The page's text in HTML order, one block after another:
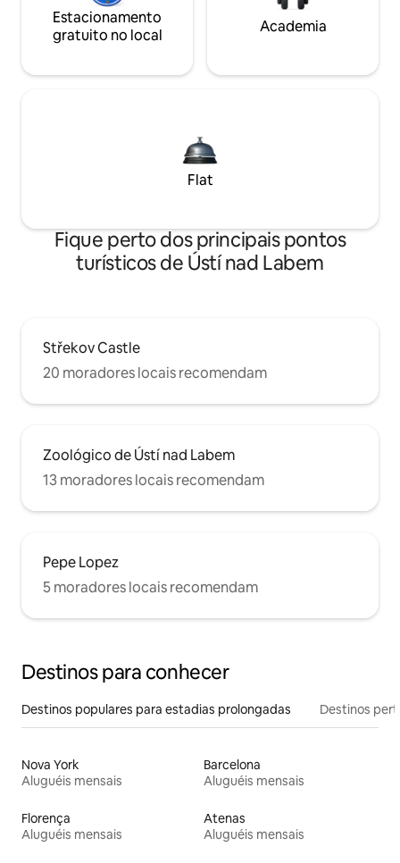
Estacionamento
gratuito no local
Academia
Flat
Fique perto dos principais pontos
turísticos de Ústí nad Labem
Střekov Castle
20 moradores locais recomendam
Zoológico de Ústí nad Labem
13 moradores locais recomendam
Pepe Lopez
5 moradores locais recomendam
Destinos para conhecer
Destinos populares para estadias prolongadas Destinos
Nova York
Aluguéis mensais
Barcelona
Aluguéis mensais
Florença
Aluguéis mensais
Atenas
Aluguéis mensais